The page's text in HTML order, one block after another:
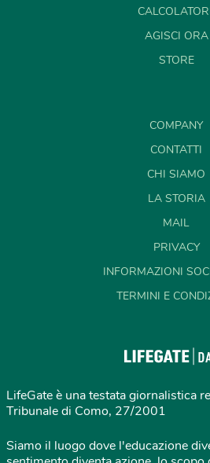
AGISCI ORA
STORE
COMPANY
CONTATTI
CHI SIAMO
LA STORIA
MAIL
PRIVACY
INFORMAZIONI
TERMINI E
LifeGate è una testata giornalistica
Tribunale di Como, 27/2001
Siamo il luogo dove l'educazione